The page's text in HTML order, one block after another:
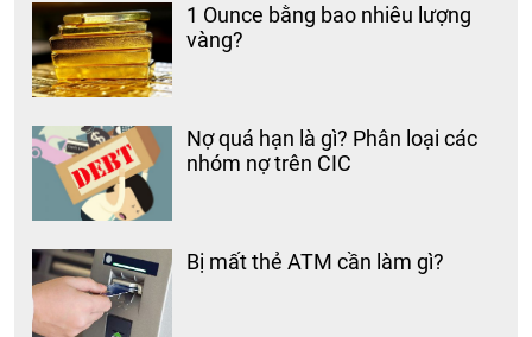
1 Ounce bằng bao nhiêu lượng
vàng?
Nợ quá hạn là gì? Phân loại các
nhóm nợ trên CIC
Bị mất thẻ ATM cần làm gì?